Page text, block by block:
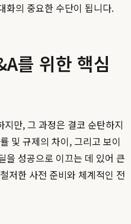
화의 중요한 수단이 됩니다.
를 위한 핵심
만, 그 과정은 결코 순탄하지
및 규제의 차이, 그리고 보이
을 성공으로 이끄는 데 있어 큰
저한 사전 준비와 체계적인 전